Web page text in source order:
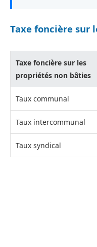
Taxe foncière sur
Taxe foncière sur les
propriétés non bâties
Taux communal
Taux intercommunal
Taux syndical